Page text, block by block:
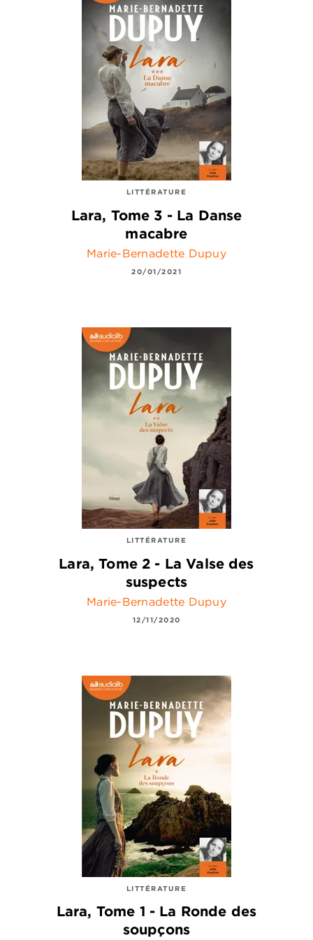
LITTÉRATURE
Lara, Tome 3 - La Danse
macabre
Marie-Bernadette Dupuy
20/01/2021
LITTÉRATURE
Lara, Tome 2 - La Valse des
suspects
Marie-Bernadette Dupuy
12/11/2020
LITTÉRATURE
Lara, Tome 1 - La Ronde des
soupçons